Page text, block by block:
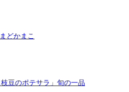
どかまこ
豆のポテサラ」旬の一品